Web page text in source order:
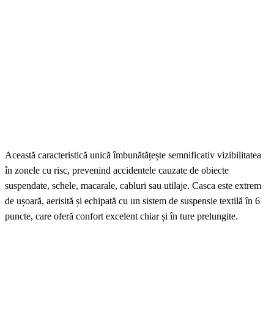
Această caracteristică unică îmbunătățește semnificativ vizibilitatea
în zonele cu risc, prevenind accidentele cauzate de obiecte
suspendate, schele, macarale, cabluri sau utilaje. Casca este extrem
de ușoară, aerisită și echipată cu un sistem de suspensie textilă în 6
puncte, care oferă confort excelent chiar și în ture prelungite.